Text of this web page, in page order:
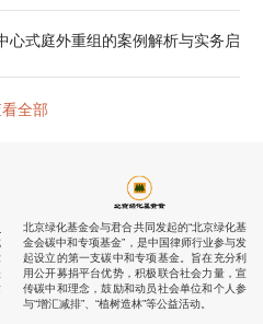
心式庭外重组的案例解析与实务启
全部
北京绿化基金会与君合共同发起的“北京绿化基
金会碳中和专项基金”，是中国律师行业参与发
起设立的第一支碳中和专项基金。旨在充分利
用公开募捐平台优势，积极联合社会力量，宣
传碳中和理念，鼓励和动员社会单位和个人参
与“增汇减排”、“植树造林”等公益活动。